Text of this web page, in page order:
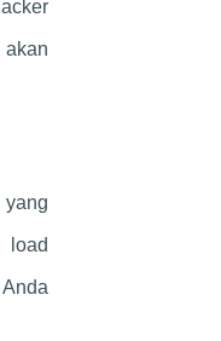
load